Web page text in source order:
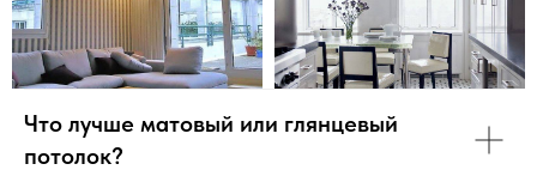
Что лучше матовый или глянцевый
потолок?